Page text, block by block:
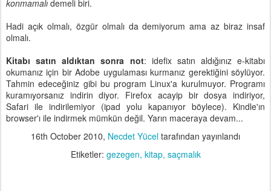
konmamalı demeli biri.
Hadi açık olmalı, özgür olmalı da demiyorum ama az biraz insaf
olmalı.
Kitabı satın aldıktan sonra not: idefix satın aldığınız e-kitabı
okumanız için bir Adobe uygulaması kurmanız gerektiğini söylüyor.
Tahmin edeceğiniz gibi bu program Linux'a kurulmuyor. Programı
kuramıyorsanız indirin diyor. Firefox acayip bir dosya indiriyor,
Safari ile indirilemiyor (ipad yolu kapanıyor böylece). Kindle'ın
browser'ı ile indirmek mümkün değil. Yarın maceraya devam...
16th October 2010, Necdet Yücel tarafından yayınlandı
Etiketler: gezegen kitap saçmalık